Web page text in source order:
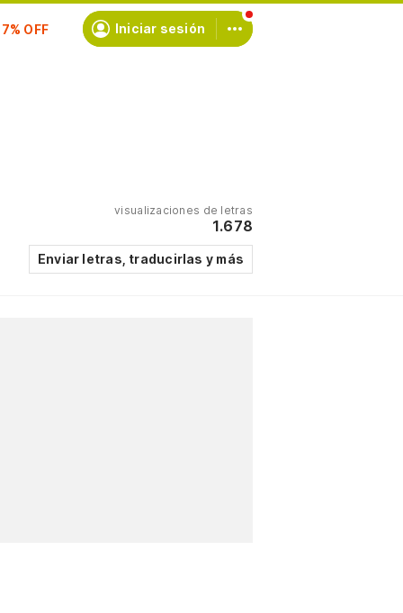
Iniciar sesión
visualizaciones de letras
1.678
Enviar letras, traducirlas y más